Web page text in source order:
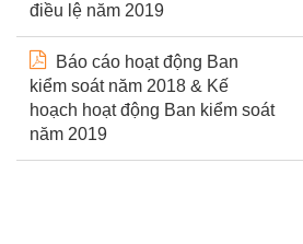
điều lệ năm 2019
Báo cáo hoạt động Ban
kiểm soát năm 2018 & Kế
hoạch hoạt động Ban kiểm soát
năm 2019